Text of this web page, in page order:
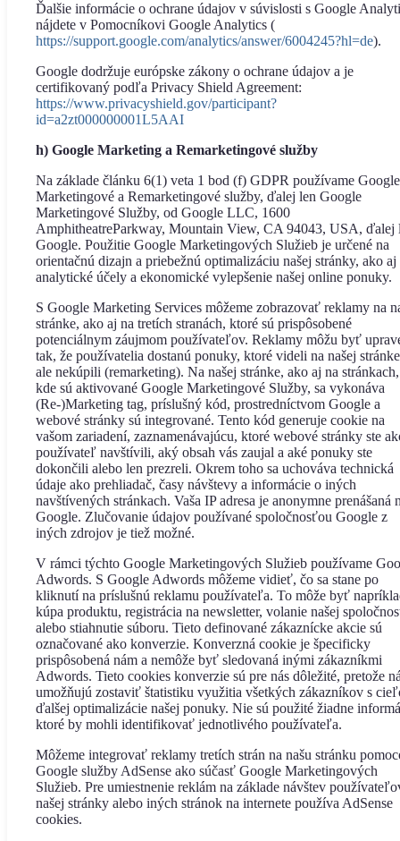
Ďalšie informácie o ochrane údajov v súvislosti s Google
nájdete v Pomocníkovi Google Analytics (
https://support.google.com/analytics/answer/6004245?hl=de).
Google dodržuje európske zákony o ochrane údajov a je
certifikovaný podľa Privacy Shield Agreement:
https://www.privacyshield.gov/participant?
id=a2zt000000001L5AAI
h) Google Marketing a Remarketingové služby
Na základe článku 6(1) veta 1 bod (f) GDPR používame Google
Marketingové a Remarketingové služby, ďalej len Google
Marketingové Služby, od Google LLC, 1600
AmphitheatreParkway, Mountain View, CA 94043, USA, ďalej
Google. Použitie Google Marketingových Služieb je určené na
orientačnú dizajn a priebežnú optimalizáciu našej stránky, ako aj
analytické účely a ekonomické vylepšenie našej online ponuky.
S Google Marketing Services môžeme zobrazovať reklamy na
stránke, ako aj na tretích stranách, ktoré sú prispôsobené
potenciálnym záujmom používateľov. Reklamy môžu byť
tak, že používatelia dostanú ponuky, ktoré videli na našej
ale nekúpili (remarketing). Na našej stránke, ako aj na stránkach,
kde sú aktivované Google Marketingové Služby, sa vykonáva
(Re-)Marketing tag, príslušný kód, prostredníctvom Google a
webové stránky sú integrované. Tento kód generuje cookie na
vašom zariadení, zaznamenávajúcu, ktoré webové stránky ste
používateľ navštívili, aký obsah vás zaujal a aké ponuky ste
dokončili alebo len prezreli. Okrem toho sa uchováva technická
údaje ako prehliadač, časy návštevy a informácie o iných
navštívených stránkach. Vaša IP adresa je anonymne prenášaná
Google. Zlučovanie údajov používané spoločnosťou Google z
iných zdrojov je tiež možné.
V rámci týchto Google Marketingových Služieb používame
Adwords. S Google Adwords môžeme vidieť, čo sa stane po
kliknutí na príslušnú reklamu používateľa. To môže byť
kúpa produktu, registrácia na newsletter, volanie našej
alebo stiahnutie súboru. Tieto definované zákaznícke akcie sú
označované ako konverzie. Konverzná cookie je špecificky
prispôsobená nám a nemôže byť sledovaná inými zákazníkmi
Adwords. Tieto cookies konverzie sú pre nás dôležité, pretože
umožňujú zostaviť štatistiku využitia všetkých zákazníkov s
ďalšej optimalizácie našej ponuky. Nie sú použité žiadne
ktoré by mohli identifikovať jednotlivého používateľa.
Môžeme integrovať reklamy tretích strán na našu stránku
Google služby AdSense ako súčasť Google Marketingových
Služieb. Pre umiestnenie reklám na základe návštev
našej stránky alebo iných stránok na internete používa AdSense
cookies.